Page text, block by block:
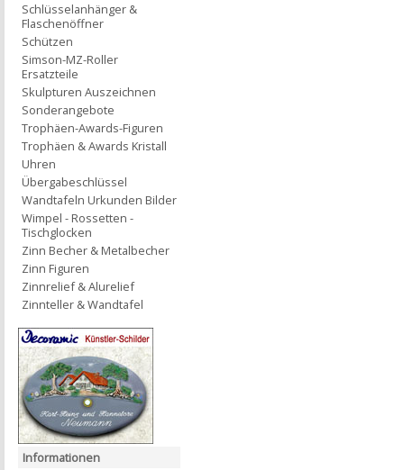
Schlüsselanhänger &
Flaschenöffner
Schützen
Simson-MZ-Roller
Ersatzteile
Skulpturen Auszeichnen
Sonderangebote
Trophäen-Awards-Figuren
Trophäen & Awards Kristall
Uhren
Übergabeschlüssel
Wandtafeln Urkunden Bilder
Wimpel - Rossetten -
Tischglocken
Zinn Becher & Metalbecher
Zinn Figuren
Zinnrelief & Alurelief
Zinnteller & Wandtafel
Informationen